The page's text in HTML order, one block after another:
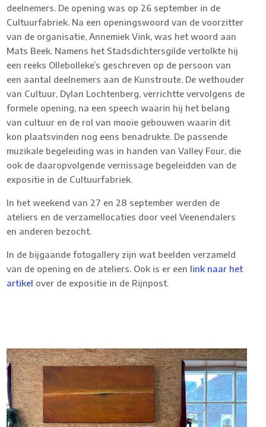
deelnemers. De opening was op 26 september in de
Cultuurfabriek. Na een openingswoord van de voorzitter
van de organisatie, Annemiek Vink, was het woord aan
Mats Beek. Namens het Stadsdichtersgilde vertolkte hij
een reeks Ollebolleke’s geschreven op de persoon van
een aantal deelnemers aan de Kunstroute. De wethouder
van Cultuur, Dylan Lochtenberg, verrichtte vervolgens de
formele opening, na een speech waarin hij het belang
van cultuur en de rol van mooie gebouwen waarin dit
kon plaatsvinden nog eens benadrukte. De passende
muzikale begeleiding was in handen van Valley Four, die
ook de daaropvolgende vernissage begeleidden van de
expositie in de Cultuurfabriek.
In het weekend van 27 en 28 september werden de
ateliers en de verzamellocaties door veel Veenendalers
en anderen bezocht.
In de bijgaande fotogallery zijn wat beelden verzameld
van de opening en de ateliers. Ook is er een link naar het
artikel over de expositie in de Rijnpost.